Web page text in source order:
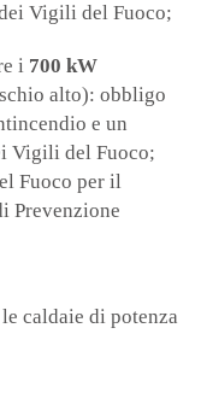
Vigili del Fuoco;
i 700 kW
alto): obbligo
e un
Vigili del Fuoco;
Fuoco per il
Prevenzione
caldaie di potenza